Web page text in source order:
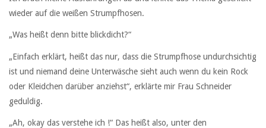
wieder auf die weißen Strumpfhosen.
„Was heißt denn bitte blickdicht?“
„Einfach erklärt, heißt das nur, dass die Strumpfhose undurchsichtig
ist und niemand deine Unterwäsche sieht auch wenn du kein Rock
oder Kleidchen darüber anziehst“, erklärte mir Frau Schneider
geduldig.
„Ah, okay das verstehe ich !“ Das heißt also, unter den